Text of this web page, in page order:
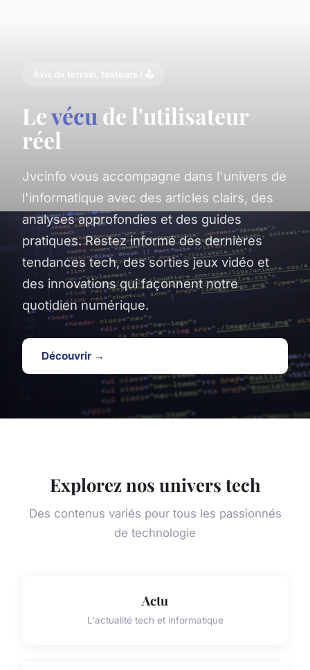
Avis de terrain, testeurs ! 🕹️
Levécu de l'utilisateur
réel
Jvcinfo vous accompagne dans l'univers de
l'informatique avec des articles clairs, des
analyses approfondies et des guides
pratiques. Restez informé des dernières
tendances tech, des sorties jeux vidéo et
des innovations qui façonnent notre
quotidien numérique.
Découvrir →
Explorez nos univers tech
Des contenus variés pour tous les passionnés
de technologie
Actu
L'actualité tech et informatique